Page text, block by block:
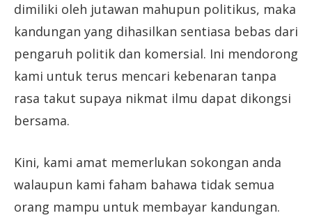
dimiliki oleh jutawan mahupun politikus, maka
kandungan yang dihasilkan sentiasa bebas dari
pengaruh politik dan komersial. Ini mendorong
kami untuk terus mencari kebenaran tanpa
rasa takut supaya nikmat ilmu dapat dikongsi
bersama.
Kini, kami amat memerlukan sokongan anda
walaupun kami faham bahawa tidak semua
orang mampu untuk membayar kandungan.